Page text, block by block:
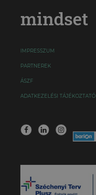
mindset
IMPRESSZUM
PARTNEREK
ÁSZF
ADATKEZELÉSI TÁJÉKOZTATÓ